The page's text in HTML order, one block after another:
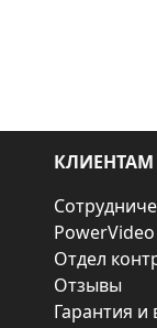
КЛИЕНТАМ
PowerVideo
Отдел
Отзывы
Гарантия и